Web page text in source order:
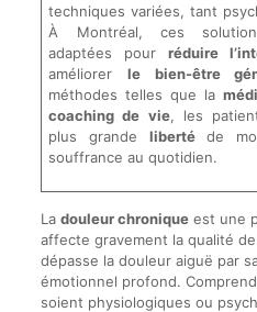
techniques variées, tant
À Montréal, ces
adaptées pourréduire
améliorer le bien-être
méthodes telles que la
coaching de vie, les
plus grande libertéde
souffrance au quotidien.
La douleur chroniqueest une
affecte gravement la qualité
dépasse la douleur aiguë par
émotionnel profond.
soient physiologiques ou